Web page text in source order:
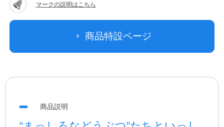
法人のお客様へ
マークの説明はこちら
商品特設ページ
商品説明